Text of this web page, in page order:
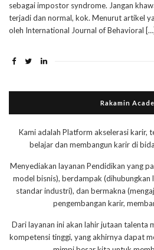
sebagai impostor syndrome. Jangan
terjadi dan normal, kok. Menurut artikel
oleh International Journal of Behavioral […]
Rakamin
Kami adalah Platform akselerasi karir,
belajar dan membangun karir di
Menyediakan layanan Pendidikan yang
model bisnis), berdampak (dihubungkan
standar industri), dan bermakna
pengembangan karir,
Dari layanan ini akan lahir jutaan talenta
kompetensi tinggi, yang akhirnya dapat